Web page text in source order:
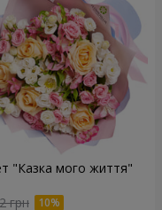
"Казка мого життя"
грн